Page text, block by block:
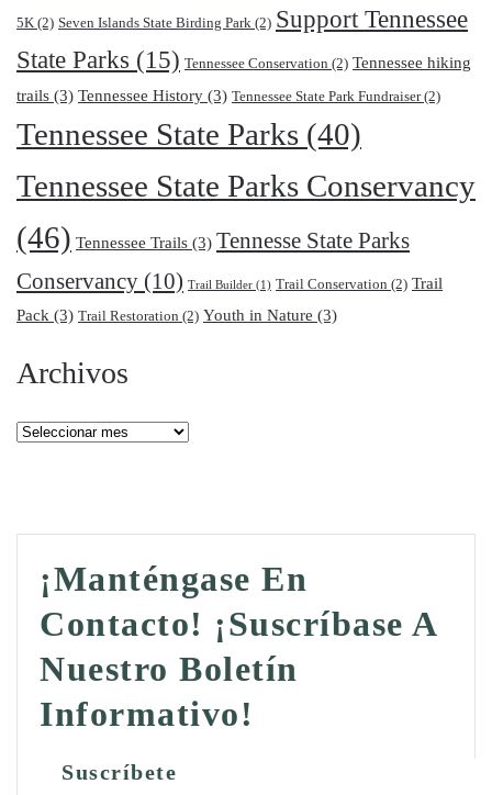
5K (2) Seven Islands State Birding Park (2) Support Tennessee
State Parks (15) Tennessee Conservation (2) Tennessee hiking
trails (3) Tennessee History (3) Tennessee State Park Fundraiser(2)
Tennessee State Parks (40)
Tennessee State Parks Conservancy
(46) Tennessee Trails (3) Tennesse State Parks
Conservancy (10) Trail Builder (1) Trail Conservation (2) Trail
Pack (3) Trail Restoration (2) Youth in Nature (3)
Archivos
Archivos
¡Manténgase En
Contacto! ¡Suscríbase A
Nuestro Boletín
Informativo!
Suscríbete